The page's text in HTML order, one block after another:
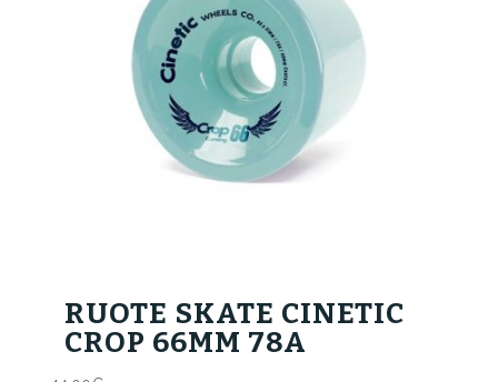
RUOTE SKATE CINETIC
CROP 66MM 78A